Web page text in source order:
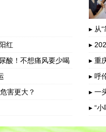
保卡、不排队等候，大
们患者的时间。”1月23
红
酸！不想痛风要少喝
害更大？
▸ 从
▸
▸ 重
▸ 呼
▸ 一
▸ “